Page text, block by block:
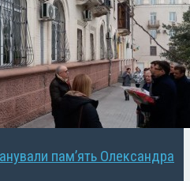
пам’ять Олександра